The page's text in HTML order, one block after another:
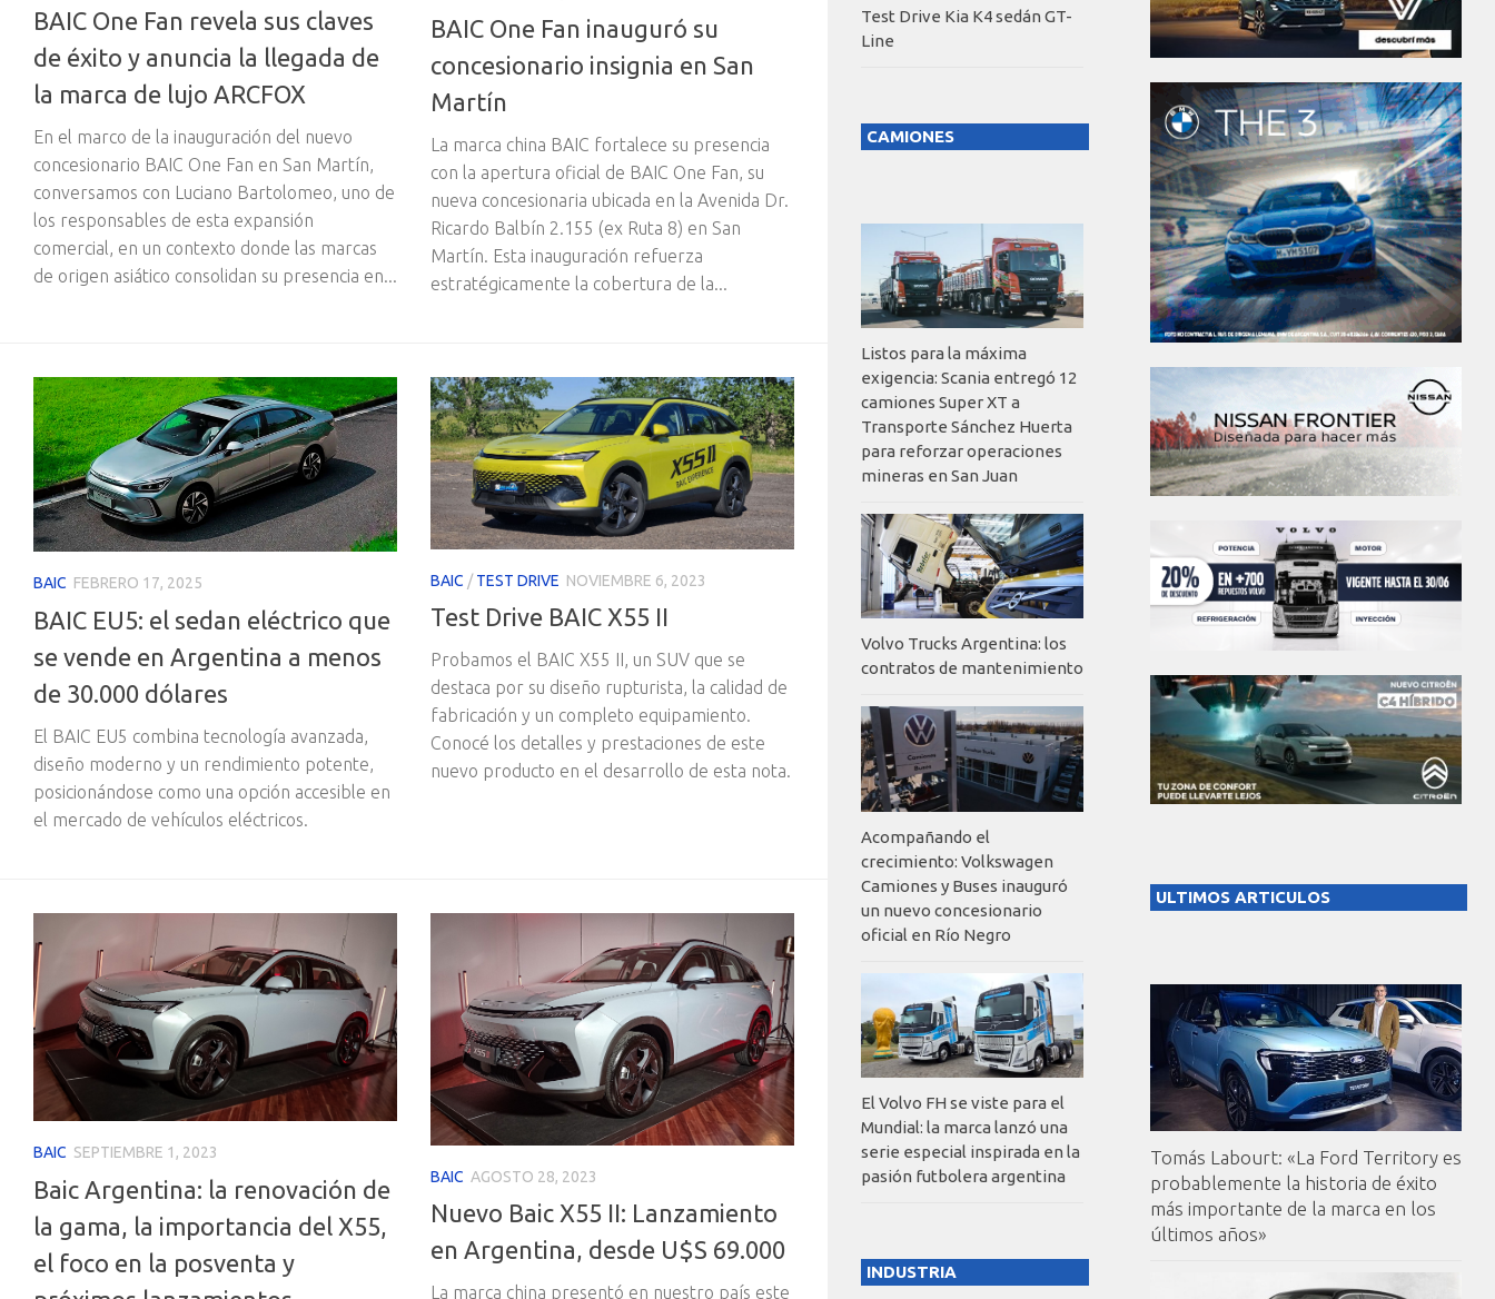
BAIC One Fan revela sus claves
de éxito y anuncia la llegada de
la marca de lujo ARCFOX
En el marco de la inauguración del nuevo
concesionario BAIC One Fan en San Martín,
conversamos con Luciano Bartolomeo, uno de
los responsables de esta expansión
comercial, en un contexto donde las marcas
de origen asiático consolidan su presencia en...
BAIC One Fan inauguró su
concesionario insignia en San
Martín
La marca china BAIC fortalece su presencia
con la apertura oficial de BAIC One Fan, su
nueva concesionaria ubicada en la Avenida Dr.
Ricardo Balbín 2.155 (ex Ruta 8) en San
Martín. Esta inauguración refuerza
estratégicamente la cobertura de la...
BAIC FEBRERO 17, 2025
BAIC EU5: el sedan eléctrico que
se vende en Argentina a menos
de 30.000 dólares
El BAIC EU5 combina tecnología avanzada,
diseño moderno y un rendimiento potente,
posicionándose como una opción accesible en
el mercado de vehículos eléctricos.
BAIC /TEST DRIVE NOVIEMBRE 6, 2023
Test Drive BAIC X55 II
Probamos el BAIC X55 II, un SUV que se
destaca por su diseño rupturista, la calidad de
fabricación y un completo equipamiento.
Conocé los detalles y prestaciones de este
nuevo producto en el desarrollo de esta nota.
BAIC SEPTIEMBRE 1, 2023
Baic Argentina: la renovación de
la gama, la importancia del X55,
el foco en la posventa y
BAIC AGOSTO 28, 2023
Nuevo Baic X55 II: Lanzamiento
en Argentina, desde U$S 69.000
La marca china presentó en nuestro país este
ULTIMOS ARTICULOS
Tomás Labourt: «La Ford Territory es
probablemente la historia de éxito
más importante de la marca en los
últimos años»
Test Drive Kia K4 sedán GT-
Line
CAMIONES
Listos para la máxima
exigencia: Scania entregó 12
camiones Super XT a
Transporte Sánchez Huerta
para reforzar operaciones
mineras en San Juan
Volvo Trucks Argentina: los
contratos de mantenimiento
Acompañando el
crecimiento: Volkswagen
Camiones y Buses inauguró
un nuevo concesionario
oficial en Río Negro
El Volvo FH se viste para el
Mundial: la marca lanzó una
serie especial inspirada en la
pasión futbolera argentina
INDUSTRIA